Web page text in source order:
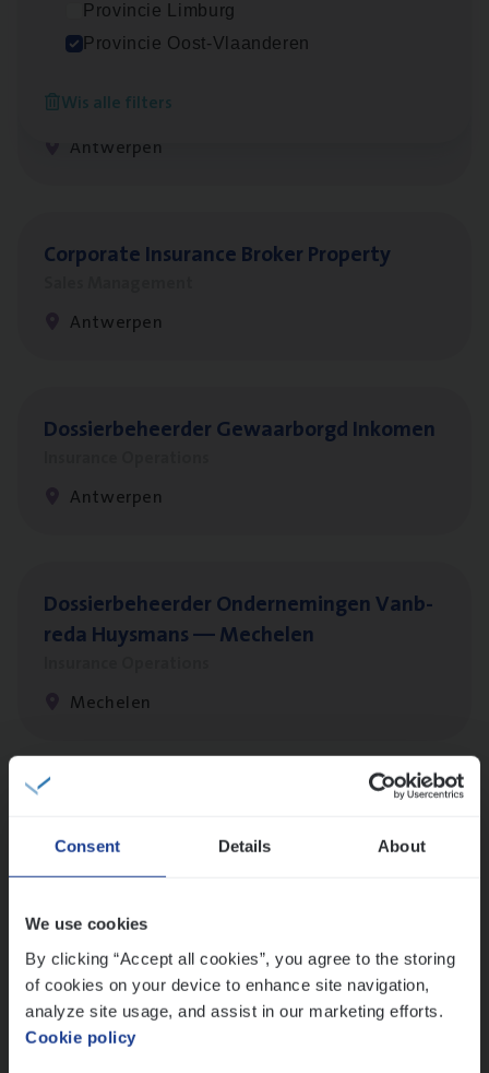
Consent Details About
We use cookies
By clicking “Accept all cookies”, you agree to the storing
of cookies on your device to enhance site navigation,
analyze site usage, and assist in our marketing efforts.
Cookie policy
Provincie Limburg
Provincie Oost-Vlaanderen
Wis alle filters
Insurance Operations
Antwerpen
Cor­po­ra­te Insu­ran­ce Bro­ker Property
Antwerpen
Dos­sier­be­heer­der Gewaar­borgd Inkomen
Antwerpen
Dos­sier­be­heer­der Onder­ne­min­gen Van­b­
re­da Huys­mans — Mechelen
Mechelen
Dos­sier­be­heer­der Pro­per­ty verzekeringen
Insurance Operations
Antwerpen en Hasselt
Dos­sier­be­heer­der ver­ze­ke­rin­gen — Soci­al
Pro­fit en Public
Insurance Operations